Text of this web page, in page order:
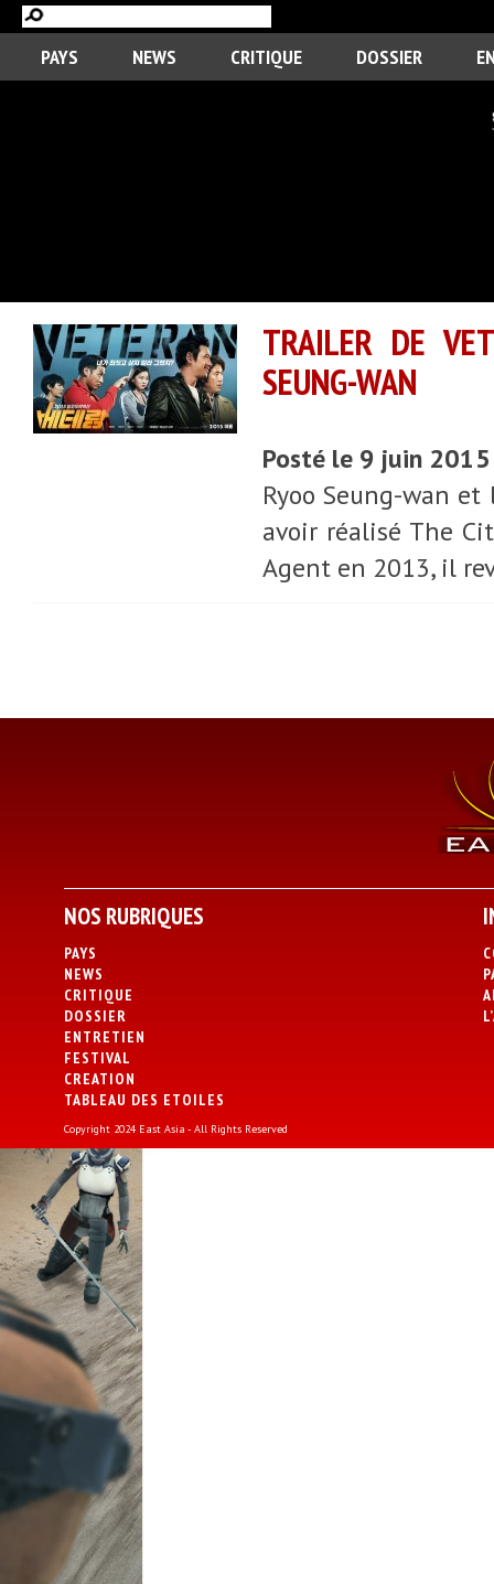
PAYS NEWS CRITIQUE DOSSIER
TRAILER DE
SEUNG-WAN
Posté le 9 juin
Ryoo Seung-wan
avoir réalisé The
Agent en 2013, il
NOS RUBRIQUES
PAYS
NEWS
CRITIQUE
DOSSIER
ENTRETIEN
FESTIVAL
CREATION
TABLEAU DES ETOILES
Copyright 2024 East Asia - All Rights Reserved